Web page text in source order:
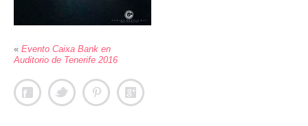
« Evento Caixa Bank en
Auditorio de Tenerife 2016